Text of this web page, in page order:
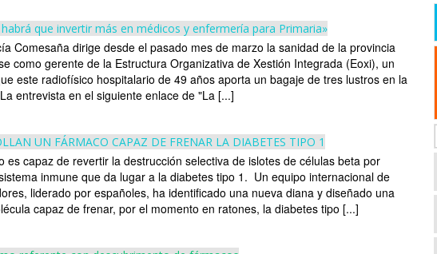
que invertir más en médicos y enfermería para Primaria»
Comesaña dirige desde el pasado mes de marzo la sanidad de la provincia
como gerente de la Estructura Organizativa de Xestión Integrada (Eoxi), un
este radiofísico hospitalario de 49 años aporta un bagaje de tres lustros en la
entrevista en el siguiente enlace de "La [...]
UN FÁRMACO CAPAZ DE FRENAR LA DIABETES TIPO 1
es capaz de revertir la destrucción selectiva de islotes de células beta por
inmune que da lugar a la diabetes tipo 1. Un equipo internacional de
liderado por españoles, ha identificado una nueva diana y diseñado una
capaz de frenar, por el momento en ratones, la diabetes tipo [...]